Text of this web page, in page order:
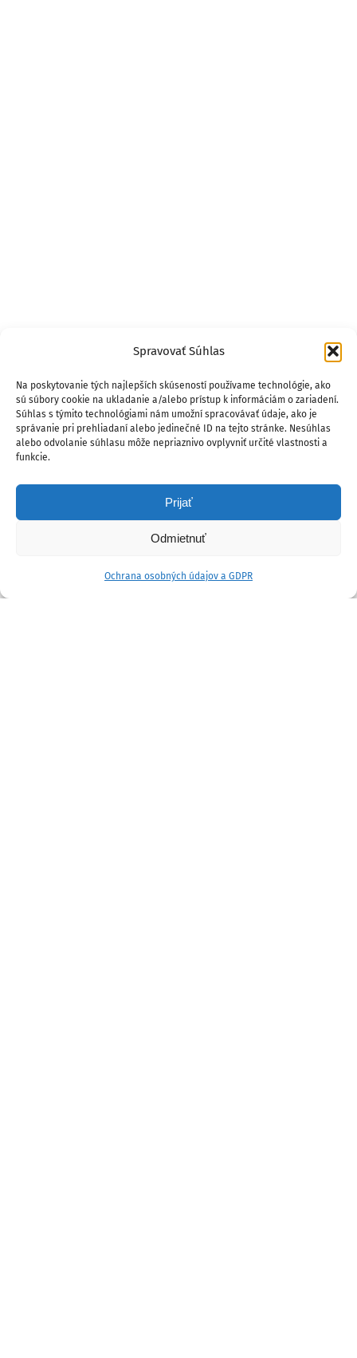
Spravovať Súhlas
Na poskytovanie tých najlepších skúseností používame technológie, ako
sú súbory cookie na ukladanie a/alebo prístup k informáciám o zariadení.
Súhlas s týmito technológiami nám umožní spracovávať údaje, ako je
správanie pri prehliadaní alebo jedinečné ID na tejto stránke. Nesúhlas
alebo odvolanie súhlasu môže nepriaznivo ovplyvniť určité vlastnosti a
funkcie.
Prijať
Odmietnuť
Ochrana osobných údajov a GDPR